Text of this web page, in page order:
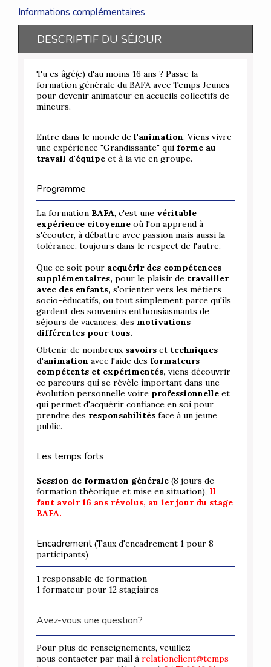
Informations complémentaires
DESCRIPTIF DU SÉJOUR
Tu es âgé(e) d'au moins 16 ans ? Passe la
formation générale du BAFA avec Temps Jeunes
pour devenir animateur en accueils collectifs de
mineurs.
Entre dans le monde de l'animation. Viens vivre
une expérience "Grandissante" qui forme au
travail d'équipe et à la vie en groupe.
Programme
La formation BAFA, c'est une véritable
expérience citoyenne où l'on apprend à
s'écouter, à débattre avec passion mais aussi la
tolérance, toujours dans le respect de l'autre.
Que ce soit pour acquérir des compétences
supplémentaires, pour le plaisir de travailler
avec des enfants, s'orienter vers les métiers
socio-éducatifs, ou tout simplement parce qu'ils
gardent des souvenirs enthousiasmants de
séjours de vacances, des motivations
différentes pour tous.
Obtenir de nombreux savoirs et techniques
d'animation avec l'aide des formateurs
compétents et expérimentés, viens découvrir
ce parcours qui se révèle important dans une
évolution personnelle voire professionnelle et
qui permet d'acquérir confiance en soi pour
prendre des responsabilités face à un jeune
public.
Les temps forts
Session de formation générale (8 jours de
formation théorique et mise en situation), Il
faut avoir 16 ans révolus, au 1er jour du stage
BAFA.
Encadrement (Taux d'encadrement 1 pour 8
participants)
1 responsable de formation
1 formateur pour 12 stagiaires
Avez-vous une question?
Pour plus de renseignements, veuillez
nous contacter par mail à relationclient@temps-